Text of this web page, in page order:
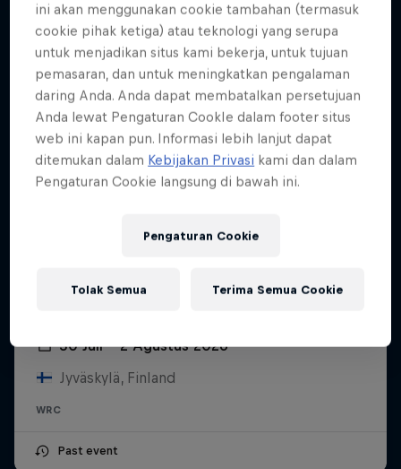
30 Juli – 2 Agustus 2026
Jyväskylä, Finland
WRC
Past event
ini akan menggunakan cookie tambahan (termasuk
cookie pihak ketiga) atau teknologi yang serupa
untuk menjadikan situs kami bekerja, untuk tujuan
pemasaran, dan untuk meningkatkan pengalaman
daring Anda. Anda dapat membatalkan persetujuan
Anda lewat Pengaturan CookIe dalam footer situs
web ini kapan pun. Informasi lebih lanjut dapat
ditemukan dalam Kebijakan Privasi kami dan dalam
Pengaturan Cookie langsung di bawah ini.
Pengaturan Cookie
Tolak Semua Terima Semua Cookie